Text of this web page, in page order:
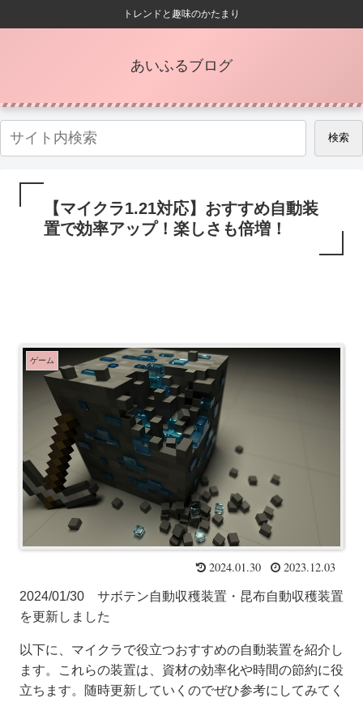
トレンドと趣味のかたまり
あいふるブログ
検索
【マイクラ1.21対応】おすすめ自動装
置で効率アップ！楽しさも倍増！
ゲーム
2024.01.30 2023.12.03
2024/01/30 サボテン自動収穫装置・昆布自動収穫装置
を更新しました
以下に、マイクラで役立つおすすめの自動装置を紹介し
ます。これらの装置は、資材の効率化や時間の節約に役
立ちます。随時更新していくのでぜひ参考にしてみてく